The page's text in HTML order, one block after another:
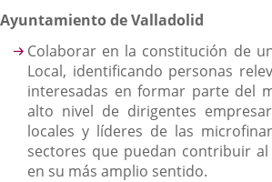
Ayuntamiento de Valladolid
Colaborar en la constitución de
Local, identificando personas
interesadas en formar parte del
alto nivel de dirigentes
locales y líderes de las
sectores que puedan contribuir
en su más amplio sentido.